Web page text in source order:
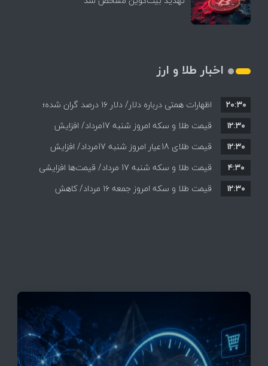
اخبار طلا و ارز
اظهارات همتی درباره دلار/ دلار ۱۶ درصد گران شده؛
این افزایش طبیعی است
۲۰:۳۰
قیمت طلا و سکه امروز شنبه 17مرداد/ افزایش
همه قیمت ها + جدول و جزئیات
۱۲:۳۰
قیمت طلای 18عیار امروز شنبه 17مرداد/ افزایش
قیمت + جدول و جزئیات
۱۲:۳۰
قیمت طلا و سکه شنبه 17 مرداد/ قیمت‌ها افزایشی
۴:۳۰
قیمت طلا و سکه امروز جمعه ۱۶ مرداد/ کاهش
۱۲:۳۰